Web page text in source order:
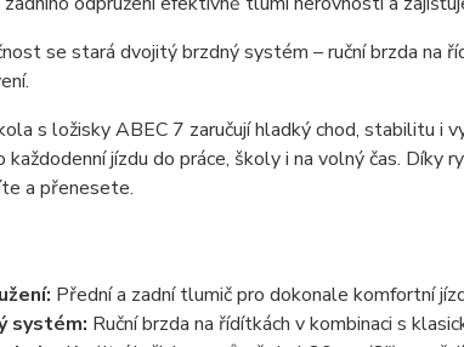
se stará dvojitý brzdný systém – ruční brzda na
s ložisky ABEC 7 zaručují hladký chod, stabilitu i
jízdu do práce, školy i na volný čas. Díky
a přenesete.
Přední a zadní tlumič pro dokonale komfortní
systém: Ruční brzda na řídítkách v kombinaci s